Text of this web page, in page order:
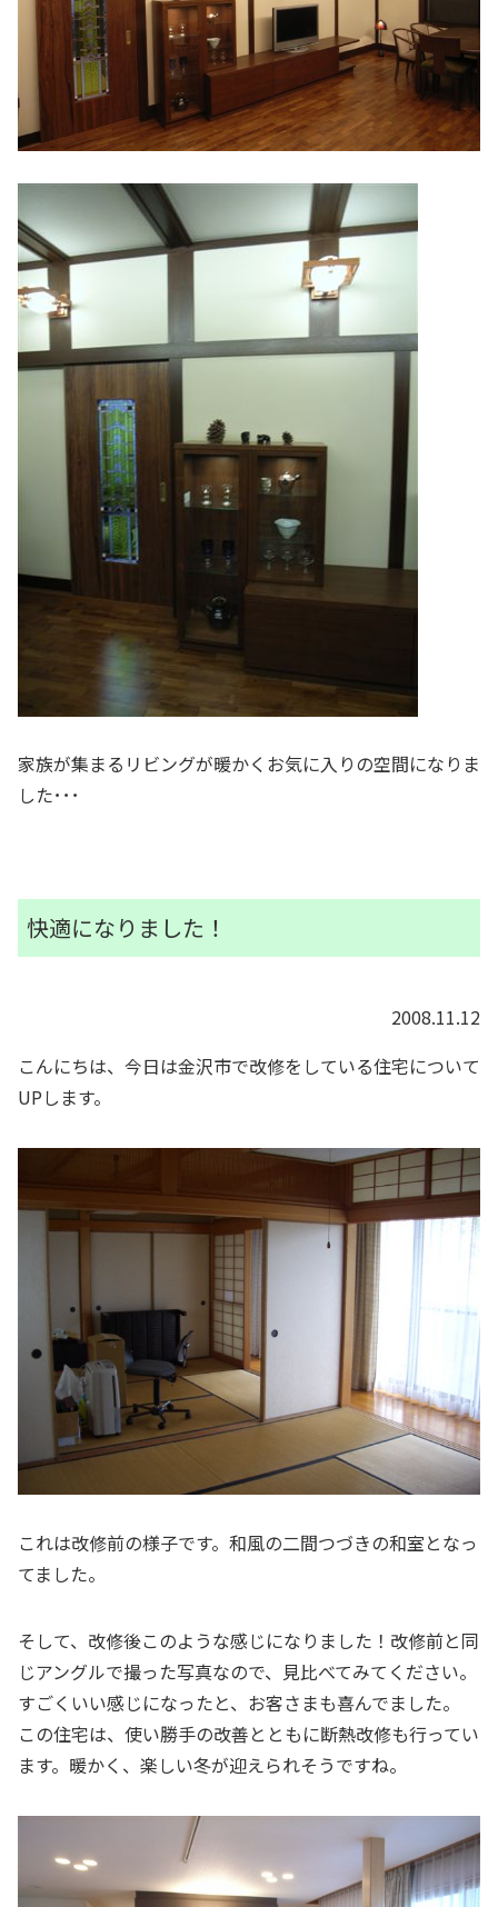
家族が集まるリビングが暖かくお気に入りの空間になりま
した･･･
快適になりました！
2008.11.12
こんにちは、今日は金沢市で改修をしている住宅について
UPします。
これは改修前の様子です。和風の二間つづきの和室となっ
てました。
そして、改修後このような感じになりました！改修前と同
じアングルで撮った写真なので、見比べてみてください。
すごくいい感じになったと、お客さまも喜んでました。
この住宅は、使い勝手の改善とともに断熱改修も行ってい
ます。暖かく、楽しい冬が迎えられそうですね。